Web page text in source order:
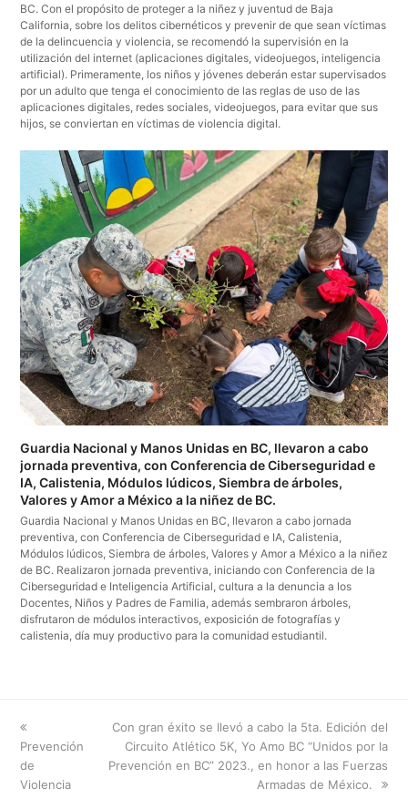
BC. Con el propósito de proteger a la niñez y juventud de Baja
California, sobre los delitos cibernéticos y prevenir de que sean víctimas
de la delincuencia y violencia, se recomendó la supervisión en la
utilización del internet (aplicaciones digitales, videojuegos, inteligencia
artificial). Primeramente, los niños y jóvenes deberán estar supervisados
por un adulto que tenga el conocimiento de las reglas de uso de las
aplicaciones digitales, redes sociales, videojuegos, para evitar que sus
hijos, se conviertan en víctimas de violencia digital.
Guardia Nacional y Manos Unidas en BC, llevaron a cabo
jornada preventiva, con Conferencia de Ciberseguridad e
IA, Calistenia, Módulos lúdicos, Siembra de árboles,
Valores y Amor a México a la niñez de BC.
Guardia Nacional y Manos Unidas en BC, llevaron a cabo jornada
preventiva, con Conferencia de Ciberseguridad e IA, Calistenia,
Módulos lúdicos, Siembra de árboles, Valores y Amor a México a la niñez
de BC. Realizaron jornada preventiva, iniciando con Conferencia de la
Ciberseguridad e Inteligencia Artificial, cultura a la denuncia a los
Docentes, Niños y Padres de Familia, además sembraron árboles,
disfrutaron de módulos interactivos, exposición de fotografías y
calistenia, día muy productivo para la comunidad estudiantil.
post:
Prevención
de
Violencia
next
post:
Con gran éxito se llevó a cabo la 5ta. Edición del
Circuito Atlético 5K, Yo Amo BC “Unidos por la
Prevención en BC” 2023., en honor a las Fuerzas
Armadas de México.